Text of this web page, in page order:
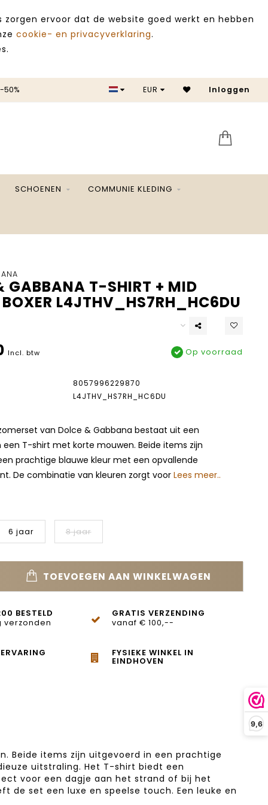
9,6
ervoor dat de website goed werkt en hebben
cookie- en privacyverklaring.
50% SALE
EUR Inloggen
SCHOENEN COMMUNIE KLEDING
GABBANA T-SHIRT + MID
BOXER L4JTHV_HS7RH_HC6DU
Incl. btw Op voorraad
8057996229870
L4JTHV_HS7RH_HC6DU
van Dolce & Gabbana bestaat uit een
een T-shirt met korte mouwen. Beide items zijn
prachtige blauwe kleur met een opvallende
De combinatie van kleuren zorgt voor Lees meer..
6 jaar 8 jaar
TOEVOEGEN AAN WINKELWAGEN
BESTELD
verzonden
GRATIS VERZENDING
vanaf € 100,--
FYSIEKE WINKEL IN
EINDHOVEN
Beide items zijn uitgevoerd in een prachtige
uitstraling. Het T-shirt biedt een
voor een dagje aan het strand of bij het
de set een luxe en speelse touch. Een leuke en